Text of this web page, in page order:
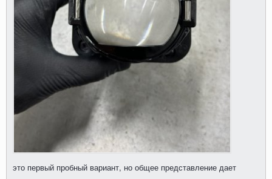
это первый пробный вариант, но общее представление дает